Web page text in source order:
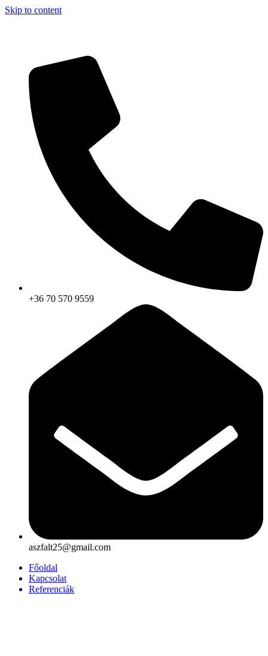
Skip to content
+36 70 570 9559
aszfalt25@gmail.com
Főoldal
Kapcsolat
Referenciák